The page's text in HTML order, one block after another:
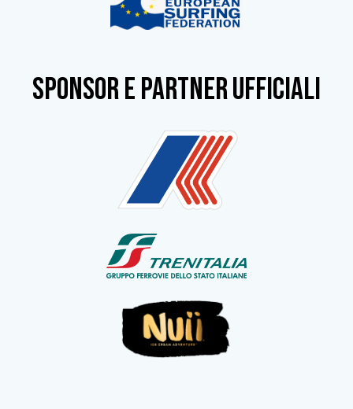
SPONSOR e partner ufficiali